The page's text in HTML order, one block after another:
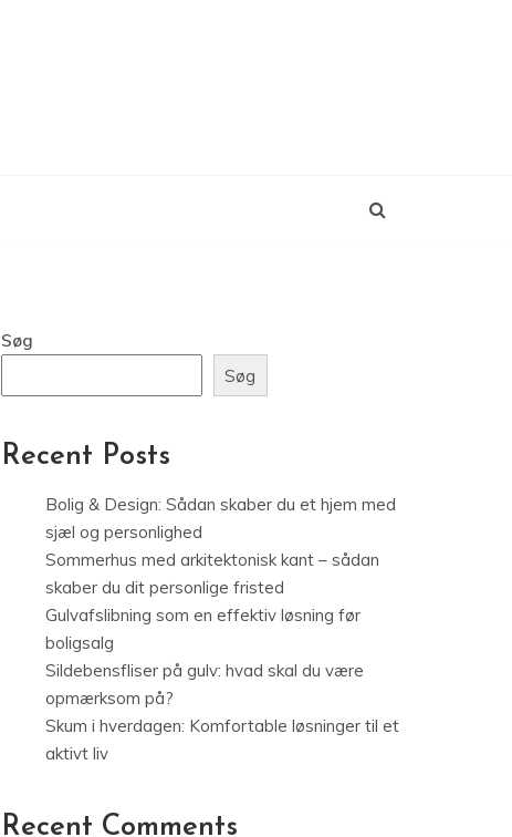
Søg
Søg
Recent Posts
Bolig & Design: Sådan skaber du et hjem med
sjæl og personlighed
Sommerhus med arkitektonisk kant – sådan
skaber du dit personlige fristed
Gulvafslibning som en effektiv løsning før
boligsalg
Sildebensfliser på gulv: hvad skal du være
opmærksom på?
Skum i hverdagen: Komfortable løsninger til et
aktivt liv
Recent Comments